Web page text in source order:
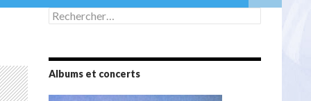
Rechercher :
Albums et concerts